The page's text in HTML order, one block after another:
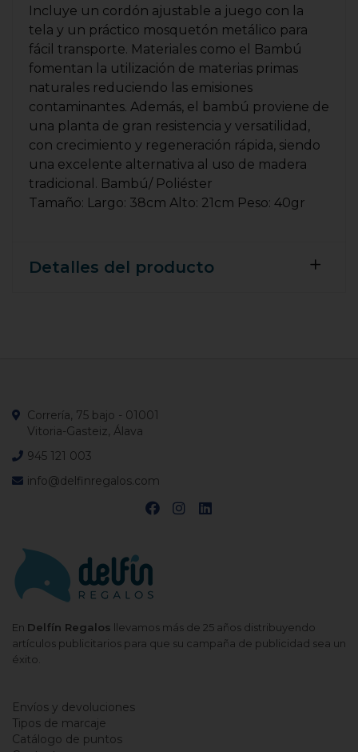
Incluye un cordón ajustable a juego con la
tela y un práctico mosquetón metálico para
fácil transporte. Materiales como el Bambú
fomentan la utilización de materias primas
naturales reduciendo las emisiones
contaminantes. Además, el bambú proviene de
una planta de gran resistencia y versatilidad,
con crecimiento y regeneración rápida, siendo
una excelente alternativa al uso de madera
tradicional. Bambú/ Poliéster
Tamaño: Largo: 38cm Alto: 21cm Peso: 40gr
Detalles del producto
En Delfín Regalos llevamos más de 25 años distribuyendo
artículos publicitarios para que su campaña de publicidad sea un
éxito.
Correría, 75 bajo - 01001
Vitoria-Gasteiz, Álava
945 121 003
info@delfinregalos.com
Envíos y devoluciones
Tipos de marcaje
Catálogo de puntos